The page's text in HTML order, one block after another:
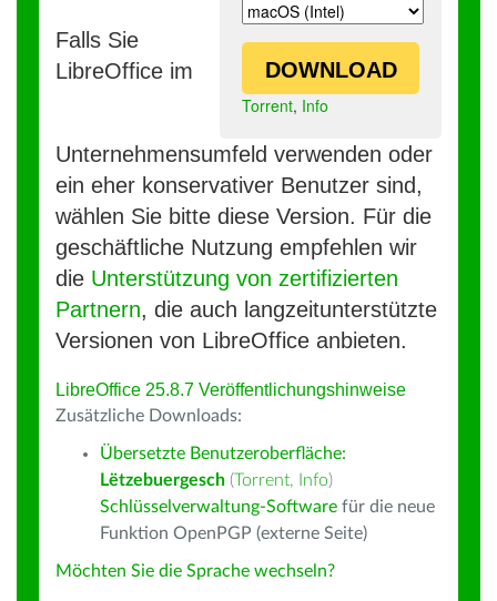
DOWNLOAD
Torrent, Info
Falls Sie
LibreOffice im
Unternehmensumfeld verwenden oder
ein eher konservativer Benutzer sind,
wählen Sie bitte diese Version. Für die
geschäftliche Nutzung empfehlen wir
die Unterstützung von zertifizierten
Partnern, die auch langzeitunterstützte
Versionen von LibreOffice anbieten.
LibreOffice 25.8.7 Veröffentlichungshinweise
Zusätzliche Downloads:
Übersetzte Benutzeroberfläche:
Lëtzebuergesch (Torrent, Info)
Schlüsselverwaltung-Software für die neue
Funktion OpenPGP (externe Seite)
Möchten Sie die Sprache wechseln?